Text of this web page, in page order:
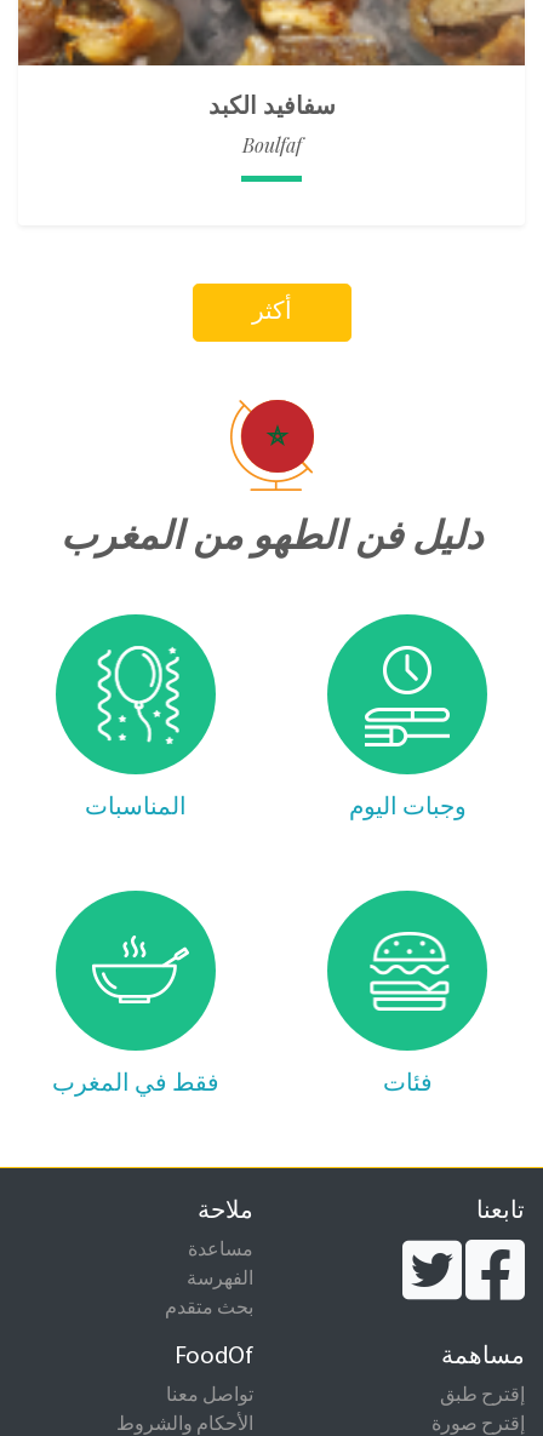
سفافيد الكبد
Boulfaf
أكثر
دليل فن الطهو من المغرب
وجبات اليوم المناسبات
فئات فقط في المغرب
تابعنا ملاحة
مساعدة
الفهرسة
بحث متقدم
مساهمة
إقترح طبق
إقترح صورة
FoodOf
تواصل معنا
الأحكام والشروط